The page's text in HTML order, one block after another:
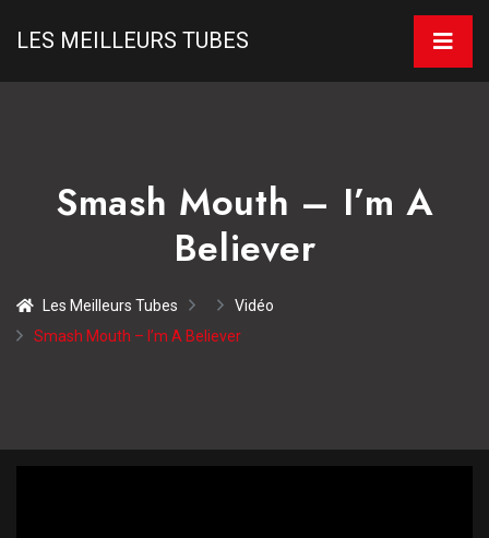
LES MEILLEURS TUBES
Smash Mouth – I’m A
Believer
Les Meilleurs Tubes
Vidéo
Smash Mouth – I’m A Believer